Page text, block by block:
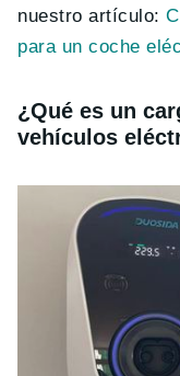
nuestro artículo:
para un coche
¿Qué es un
vehículos elé